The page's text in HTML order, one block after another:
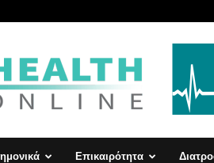
Επικαιρότητα